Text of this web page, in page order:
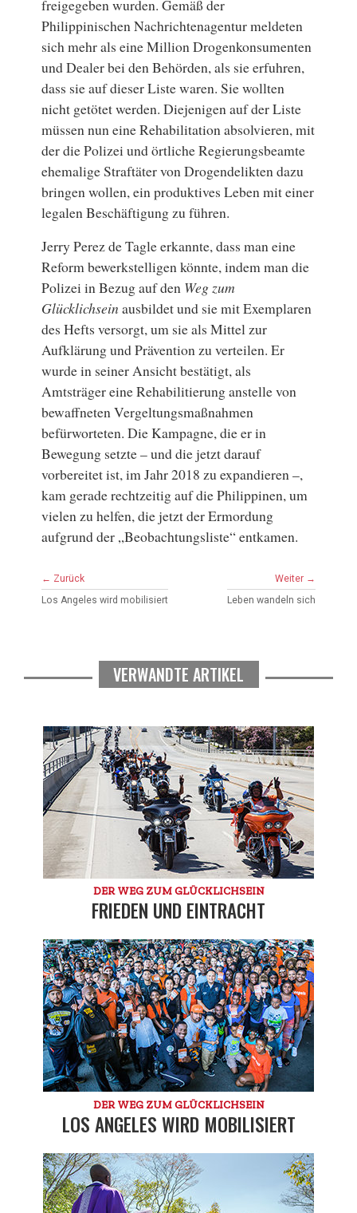
freigegeben wurden. Gemäß der
Philippinischen Nachrichtenagentur meldeten
sich mehr als eine Million Drogenkonsumenten
und Dealer bei den Behörden, als sie erfuhren,
dass sie auf dieser Liste waren. Sie wollten
nicht getötet werden. Diejenigen auf der Liste
müssen nun eine Rehabilitation absolvieren, mit
der die Polizei und örtliche Regierungsbeamte
ehemalige Straftäter von Drogendelikten dazu
bringen wollen, ein produktives Leben mit einer
legalen Beschäftigung zu führen.
Jerry Perez de Tagle erkannte, dass man eine
Reform bewerkstelligen könnte, indem man die
Polizei in Bezug auf den Weg zum
Glücklichsein ausbildet und sie mit Exemplaren
des Hefts versorgt, um sie als Mittel zur
Aufklärung und Prävention zu verteilen. Er
wurde in seiner Ansicht bestätigt, als
Amtsträger eine Rehabilitierung anstelle von
bewaffneten Vergeltungsmaßnahmen
befürworteten. Die Kampagne, die er in
Bewegung setzte – und die jetzt darauf
vorbereitet ist, im Jahr 2018 zu expandieren –,
kam gerade rechtzeitig auf die Philippinen, um
vielen zu helfen, die jetzt der Ermordung
aufgrund der „Beobachtungsliste“ entkamen.
← Zurück
Los Angeles wird mobilisiert
Weiter →
Leben wandeln sich
VERWANDTE ARTIKEL
DER WEG ZUM GLÜCKLICHSEIN
FRIEDEN UND EINTRACHT
DER WEG ZUM GLÜCKLICHSEIN
LOS ANGELES WIRD MOBILISIERT